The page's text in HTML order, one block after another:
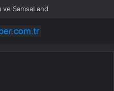
ve SamsaLand